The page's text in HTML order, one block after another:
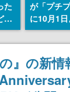
た
が
2
が「プチ
に10月1
へ。創業
変更で、“
おなじみ
の名前に
』の新